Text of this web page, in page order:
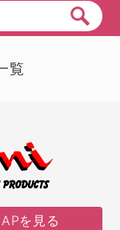
覧
を見る